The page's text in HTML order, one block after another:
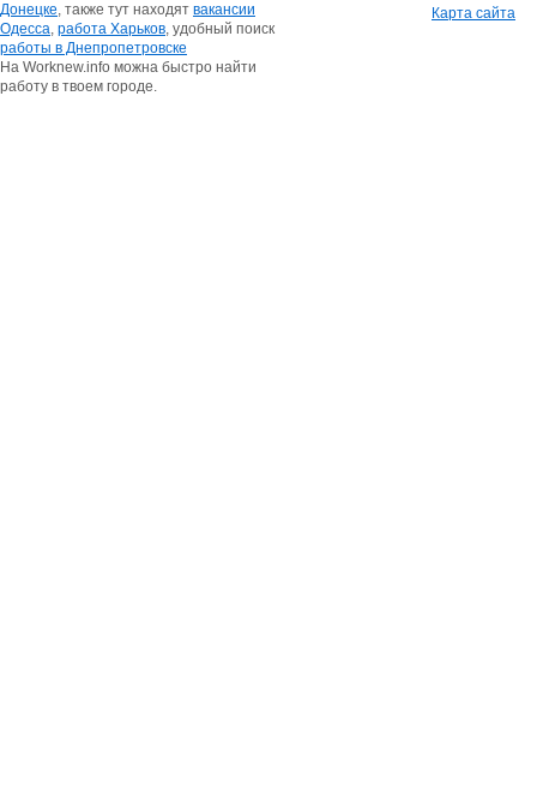
Донецке, также тут находят вакансии
Одесса, работа Харьков, удобный поиск
работы в Днепропетровске
На Worknew.info можна быстро найти
работу в твоем городе.
Карта сайта